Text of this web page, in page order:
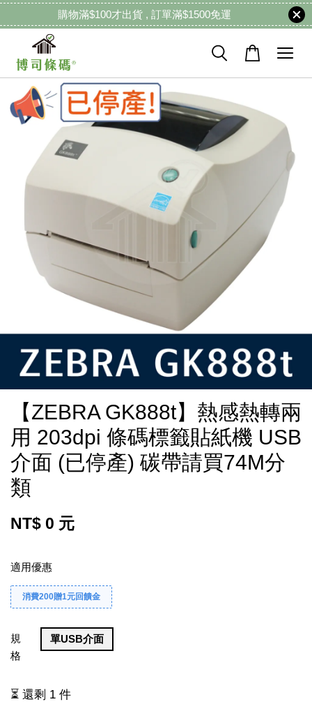
購物滿$100才出貨 , 訂單滿$1500免運
【ZEBRA GK888t】熱感熱轉兩
用 203dpi 條碼標籤貼紙機 USB
介面 (已停產) 碳帶請買74M分
類
NT$ 0 元
適用優惠
消費200贈1元回饋金
規
格
單USB介面
⏳ 還剩 1 件